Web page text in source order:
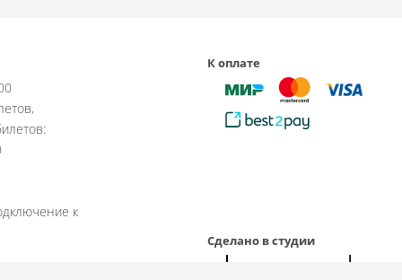
к
К оплате
Сделано в студии